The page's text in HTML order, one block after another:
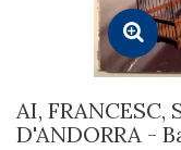
AI, FRANCESC,
D'ANDORRA -